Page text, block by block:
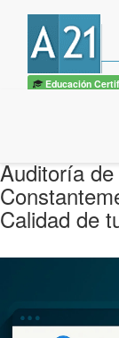
Educación
Auditoría
Calidad de